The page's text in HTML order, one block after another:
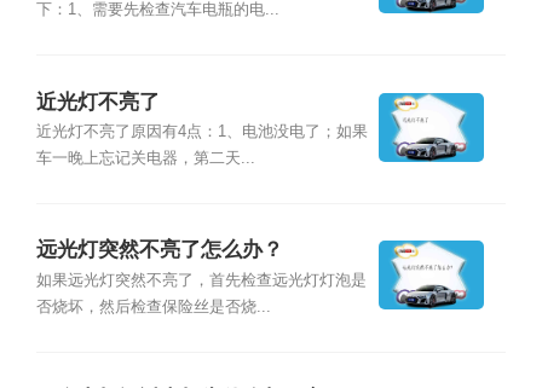
下：1、需要先检查汽车电瓶的电...
近光灯不亮了
近光灯不亮了原因有4点：1、电池没电了；如果
车一晚上忘记关电器，第二天...
远光灯突然不亮了怎么办？
如果远光灯突然不亮了，首先检查远光灯灯泡是
否烧坏，然后检查保险丝是否烧...